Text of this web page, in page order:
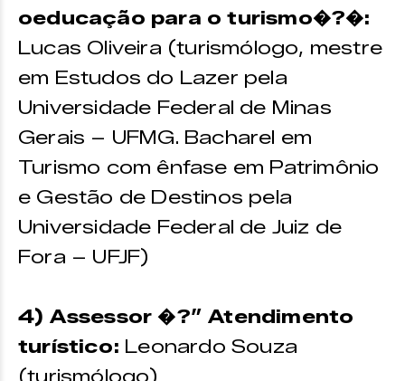
oeducação para o turismo�?�:
Lucas Oliveira (turismólogo, mestre
em Estudos do Lazer pela
Universidade Federal de Minas
Gerais – UFMG. Bacharel em
Turismo com ênfase em Patrimônio
e Gestão de Destinos pela
Universidade Federal de Juiz de
Fora – UFJF)
4) Assessor �?” Atendimento
turístico: Leonardo Souza
(turismólogo)